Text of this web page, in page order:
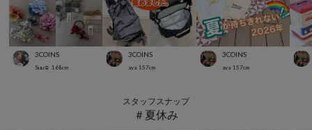
3COINS
Suu☺︎ 168cm
3COINS
aya 157cm
3COINS
aya 157cm
スタッフスナップ
＃夏休み